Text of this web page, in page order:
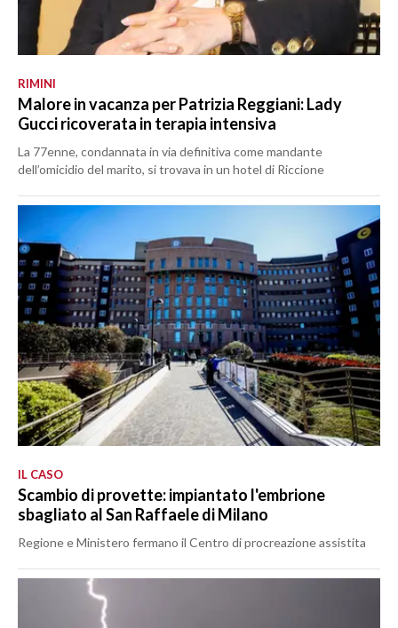
RIMINI
Malore in vacanza per Patrizia Reggiani: Lady
Gucci ricoverata in terapia intensiva
La 77enne, condannata in via definitiva come mandante
dell’omicidio del marito, si trovava in un hotel di Riccione
IL CASO
Scambio di provette: impiantato l'embrione
sbagliato al San Raffaele di Milano
Regione e Ministero fermano il Centro di procreazione assistita